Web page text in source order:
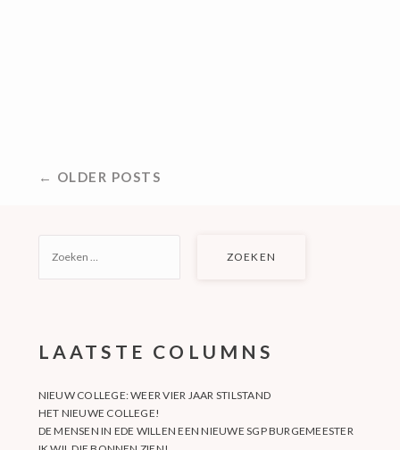
BERICHTNAVIGATIE
← OLDER POSTS
NAAR:
LAATSTE COLUMNS
NIEUW COLLEGE: WEER VIER JAAR STILSTAND
HET NIEUWE COLLEGE!
DE MENSEN IN EDE WILLEN EEN NIEUWE SGP BURGEMEESTER